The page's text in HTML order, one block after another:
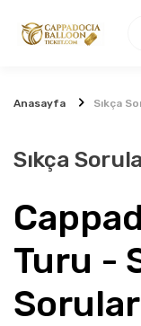
Anasayfa Sıkça
Sıkça
Turu -
Sorular